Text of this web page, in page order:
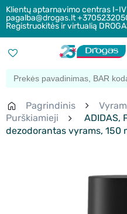
Klientų aptarnavimo centras I-
pagalba@drogas.lt
Registruokitės ir virtualią
Pagrindinis
Purškiamieji
ADIDAS,
dezodorantas vyrams, 150